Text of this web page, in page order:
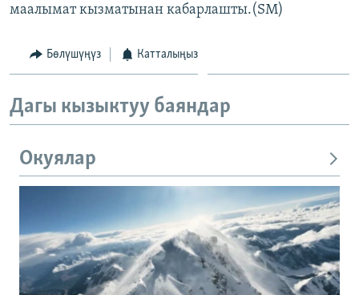
маалымат кызматынан кабарлашты.(SM)
Бөлүшүңүз Катталыңыз
Дагы кызыктуу баяндар
Окуялар